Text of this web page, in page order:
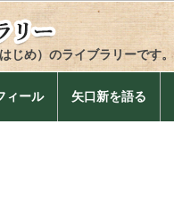
じめ）のライブラリーです。
ィール 矢口新を語る